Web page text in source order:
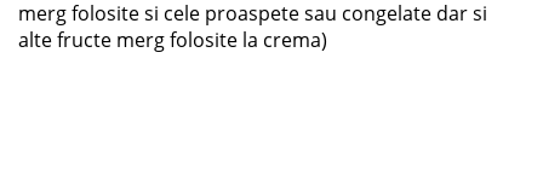
merg folosite si cele proaspete sau congelate dar si
alte fructe merg folosite la crema)